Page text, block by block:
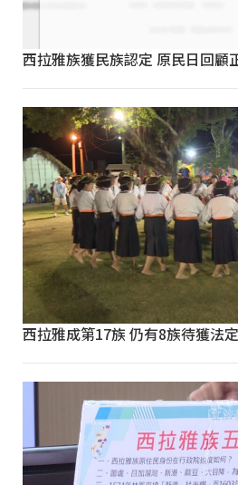
西拉雅族獲民族認定 原民日回顧
西拉雅成第17族 仍有8族待獲法